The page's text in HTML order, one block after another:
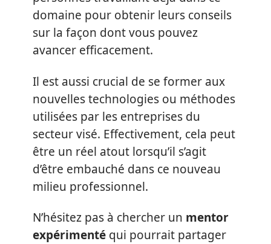
domaine pour obtenir leurs conseils
sur la façon dont vous pouvez
avancer efficacement.
Il est aussi crucial de se former aux
nouvelles technologies ou méthodes
utilisées par les entreprises du
secteur visé. Effectivement, cela peut
être un réel atout lorsqu’il s’agit
d’être embauché dans ce nouveau
milieu professionnel.
N’hésitez pas à chercher un mentor
expérimenté qui pourrait partager